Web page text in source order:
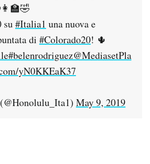
su#Italia1 una nuova e
di #Colorado20! 🌵
#belenrodriguez@MediasetPla
yN0KKEaK37
May 9, 2019